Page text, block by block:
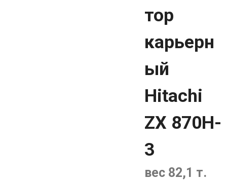
тор
карьерн
ый
Hitachi
ZX 870H-
3
вес 82,1 т.